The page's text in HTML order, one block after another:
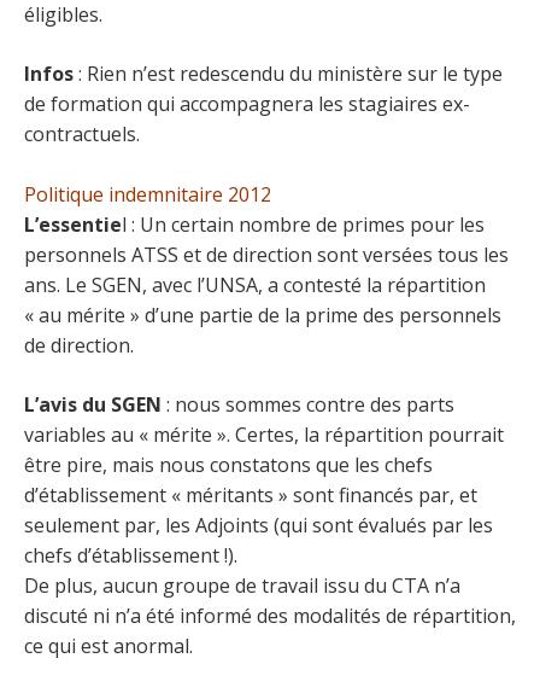
éligibles.
Infos: Rien n’est redescendu du ministère sur le type
de formation qui accompagnera les stagiaires ex-
contractuels.
Politique indemnitaire 2012
L’essentiel : Un certain nombre de primes pour les
personnels ATSS et de direction sont versées tous les
ans. Le SGEN, avec l’UNSA, a contesté la répartition
« au mérite » d’une partie de la prime des personnels
de direction.
L’avis du SGEN : nous sommes contre des parts
variables au « mérite ». Certes, la répartition pourrait
être pire, mais nous constatons que les chefs
d’établissement « méritants » sont financés par, et
seulement par, les Adjoints (qui sont évalués par les
chefs d’établissement !).
De plus, aucun groupe de travail issu du CTA n’a
discuté ni n’a été informé des modalités de répartition,
ce qui est anormal.